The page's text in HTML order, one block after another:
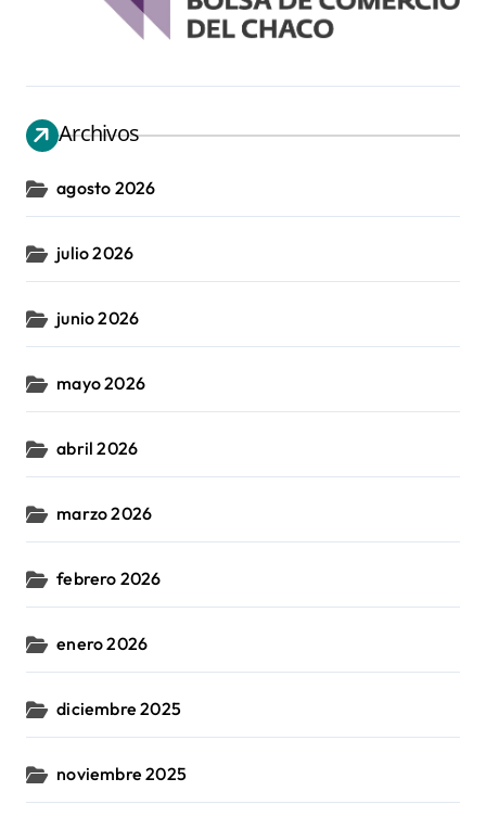
Archivos
agosto 2026
julio 2026
junio 2026
mayo 2026
abril 2026
marzo 2026
febrero 2026
enero 2026
diciembre 2025
noviembre 2025